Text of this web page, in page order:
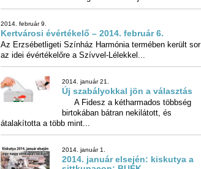
2014. február 9.
Kertvárosi évértékelő – 2014. február 6.
Az Erzsébetligeti Színház Harmónia termében került sor
az idei évértékelőre a Szívvel-Lélekkel...
2014. január 21.
Új szabályokkal jön a választás
A Fidesz a kétharmados többség
birtokában bátran nekilátott, és
átalakította a több mint...
2014. január 1.
2014. január elsején: kiskutya a